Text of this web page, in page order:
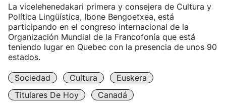
La vicelehenedakari primera y consejera de Cultura y
Política Lingüística, Ibone Bengoetxea, está
participando en el congreso internacional de la
Organización Mundial de la Francofonía que está
teniendo lugar en Quebec con la presencia de unos 90
estados.
Sociedad Cultura
Euskera
Titulares De Hoy
Canadá